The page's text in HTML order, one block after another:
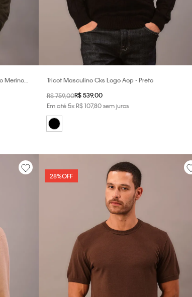
Merino
Tricot Masculino Cks Logo Aop - Preto
R$759,00R$ 539,00
Em até5xR$ 107,80sem juros
28%OFF